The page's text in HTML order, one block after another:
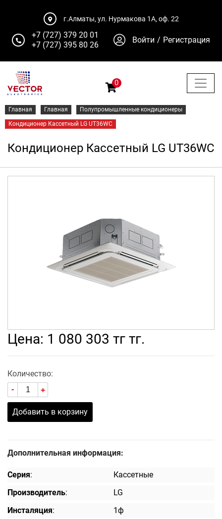
г.Алматы, ул. Нурмакова 1А, оф. 22
+7 (727) 379 20 01
+7 (727) 395 80 26
Войти / Регистрация
0
Главная Главная Полупромышленные кондиционеры
Кондиционер Кассетный LG UT36WC
Кондиционер Кассетный LG UT36WC
Цена: 1 080 303 тг тг.
Количество:
+
-
Добавить в корзину
Дополнительная информация:
Серия:
Кассетные
Производитель:
LG
Инсталяция: 1ф